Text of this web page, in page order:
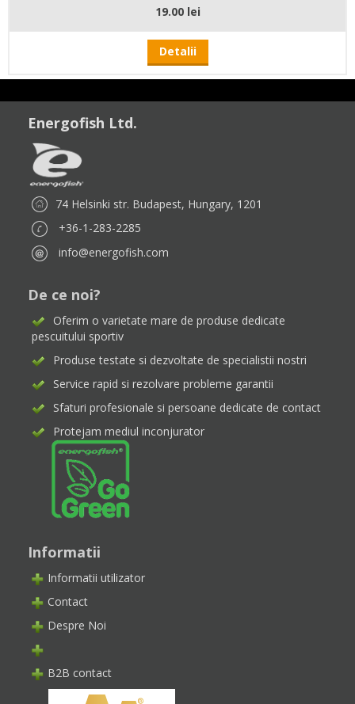
19.00 lei
Detalii
Energofish Ltd.
74 Helsinki str. Budapest, Hungary, 1201
+36-1-283-2285
info@energofish.com
De ce noi?
Oferim o varietate mare de produse dedicate
pescuitului sportiv
Produse testate si dezvoltate de specialistii nostri
Service rapid si rezolvare probleme garantii
Sfaturi profesionale si persoane dedicate de contact
Protejam mediul inconjurator
Informatii
Informatii utilizator
Contact
Despre Noi
B2B contact